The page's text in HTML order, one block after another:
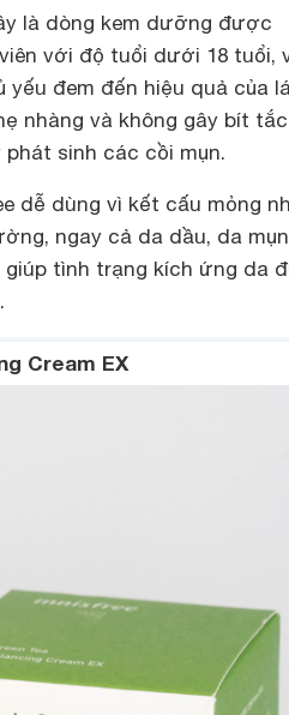
là dòng kem dưỡng được
với độ tuổi dưới 18 tuổi,
yếu đem đến hiệu quả của
nhàng và không gây bít
sinh các cồi mụn.
dễ dùng vì kết cấu mỏng
ngay cả da dầu, da
tình trạng kích ứng da
Cream EX